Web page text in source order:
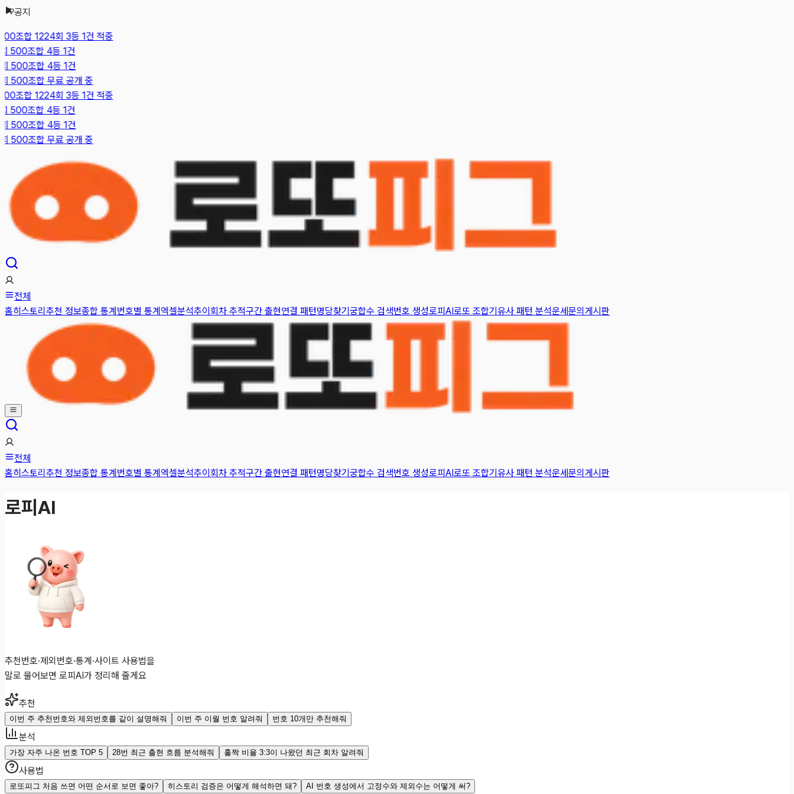
공지
조합 1224회 3등 1건 적중
500조합 4등 1건
500조합 4등 1건
500조합 무료 공개 중
조합 1224회 3등 1건 적중
500조합 4등 1건
500조합 4등 1건
500조합 무료 공개 중
전체
홈히스토리 추천 정보종합 통계번호별 통계엑셀분석추이 회차 추적구간 출현연결 패턴명당찾기궁합수 검색번호 생성로피AI로또 조합기유사 패턴 분석운세문의게시판
전체
홈히스토리 추천 정보종합 통계번호별 통계엑셀분석추이 회차 추적구간 출현연결 패턴명당찾기궁합수 검색번호 생성로피AI로또 조합기유사 패턴 분석운세문의게시판
로피AI
추천번호·제외번호·통계·사이트 사용법을
말로 물어보면 로피AI가 정리해 줄게요
추천
이번 주 추천번호와 제외번호를 같이 설명해줘 이번 주 이월 번호 알려줘 번호 10개만 추천해줘
분석
가장 자주 나온 번호 TOP 5 28번 최근 출현 흐름 분석해줘 홀짝 비율 3:3이 나왔던 최근 회차 알려줘
사용법
로또피그 처음 쓰면 어떤 순서로 보면 좋아? 히스토리 검증은 어떻게 해석하면 돼? AI 번호 생성에서 고정수와 제외수는 어떻게 써?